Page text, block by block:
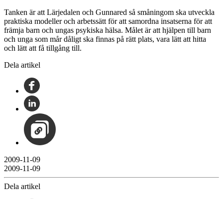
Tanken är att Lärjedalen och Gunnared så småningom ska utveckla
praktiska modeller och arbetssätt för att samordna insatserna för att
främja barn och ungas psykiska hälsa. Målet är att hjälpen till barn
och unga som mår dåligt ska finnas på rätt plats, vara lätt att hitta
och lätt att få tillgång till.
Dela artikel
2009-11-09
2009-11-09
Dela artikel